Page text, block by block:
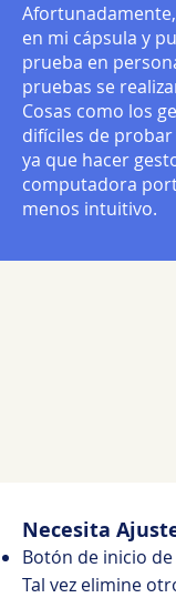
en mi cápsula y
prueba en
pruebas se
Cosas como los
difíciles de
ya que hacer
computadora
menos intuitivo.
Necesita
Botón de inicio
Tal vez elimine